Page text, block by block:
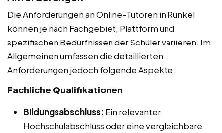
Die Anforderungen an Online-Tutoren in Runkel
können je nach Fachgebiet, Plattform und
spezifischen Bedürfnissen der Schüler variieren. Im
Allgemeinen umfassen die detaillierten
Anforderungen jedoch folgende Aspekte:
Fachliche Qualifikationen
Bildungsabschluss: Ein relevanter
Hochschulabschluss oder eine vergleichbare